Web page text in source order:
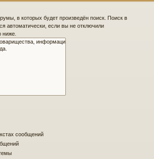
в которых будет произведён поиск. Поиск в
автоматически, если вы не отключили
ниже.
сообщений